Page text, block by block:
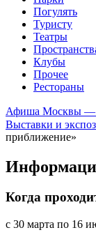
Погулять
Туристу
Театры
Клубы
Прочее
Рестораны
Афиша Москвы —
Выставки и
приближение»
Когда
с 30 марта по 16